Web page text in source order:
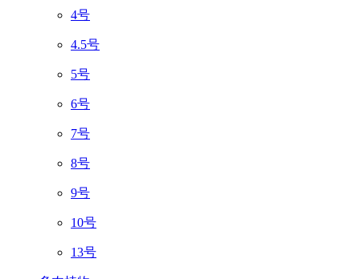
4号
4.5号
5号
6号
7号
8号
9号
10号
13号